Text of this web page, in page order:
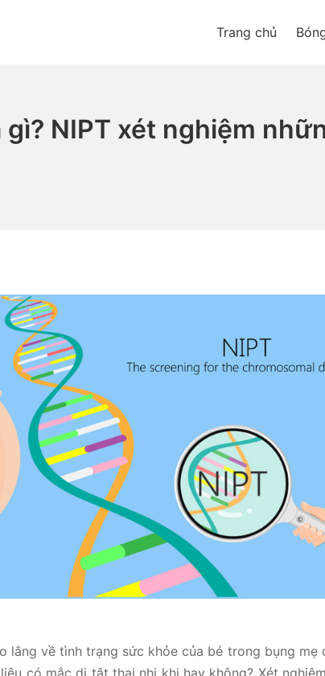
Trang chủ
NIPT xét nghiệm
lắng về tình trạng sức khỏe của bé trong bụng mẹ